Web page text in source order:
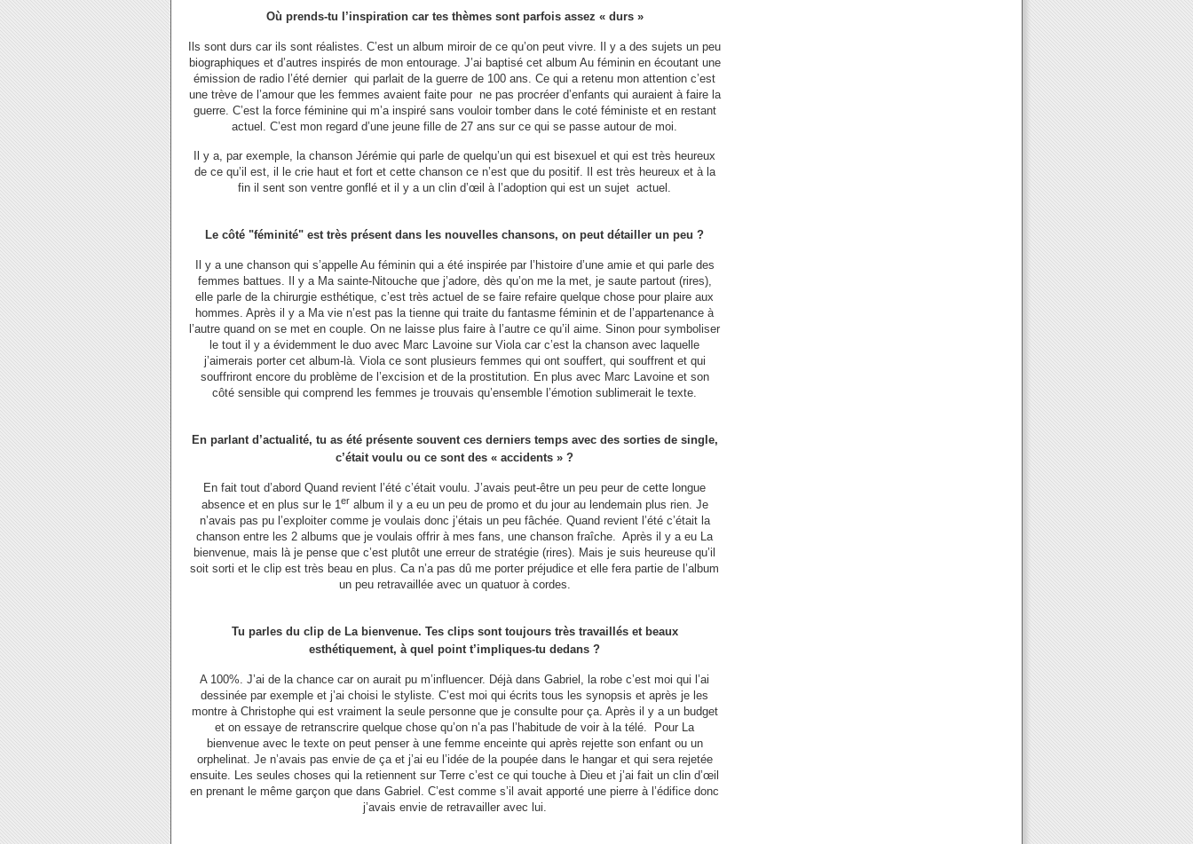
Où prends-tu l’inspiration car tes thèmes sont parfois assez « durs »
Ils sont durs car ils sont réalistes. C’est un album miroir de ce qu’on peut vivre. Il y a des sujets un peu
biographiques et d’autres inspirés de mon entourage. J’ai baptisé cet album Au féminin en écoutant une
émission de radio l’été dernier qui parlait de la guerre de 100 ans. Ce qui a retenu mon attention c’est
une trève de l’amour que les femmes avaient faite pour ne pas procréer d’enfants qui auraient à faire la
guerre. C’est la force féminine qui m’a inspiré sans vouloir tomber dans le coté féministe et en restant
actuel. C’est mon regard d’une jeune fille de 27 ans sur ce qui se passe autour de moi.
Il y a, par exemple, la chanson Jérémie qui parle de quelqu’un qui est bisexuel et qui est très heureux
de ce qu’il est, il le crie haut et fort et cette chanson ce n’est que du positif. Il est très heureux et à la
fin il sent son ventre gonflé et il y a un clin d’œil à l’adoption qui est un sujet actuel.
Le côté "féminité" est très présent dans les nouvelles chansons, on peut détailler un peu ?
Il y a une chanson qui s’appelle Au féminin qui a été inspirée par l’histoire d’une amie et qui parle des
femmes battues. Il y a Ma sainte-Nitouche que j’adore, dès qu’on me la met, je saute partout (rires),
elle parle de la chirurgie esthétique, c’est très actuel de se faire refaire quelque chose pour plaire aux
hommes. Après il y a Ma vie n’est pas la tienne qui traite du fantasme féminin et de l’appartenance à
l’autre quand on se met en couple. On ne laisse plus faire à l’autre ce qu’il aime. Sinon pour symboliser
le tout il y a évidemment le duo avec Marc Lavoine sur Viola car c’est la chanson avec laquelle
j’aimerais porter cet album-là. Viola ce sont plusieurs femmes qui ont souffert, qui souffrent et qui
souffriront encore du problème de l’excision et de la prostitution. En plus avec Marc Lavoine et son
côté sensible qui comprend les femmes je trouvais qu’ensemble l’émotion sublimerait le texte.
En parlant d’actualité, tu as été présente souvent ces derniers temps avec des sorties de single,
c’était voulu ou ce sont des « accidents » ?
En fait tout d’abord Quand revient l’été c’était voulu. J’avais peut-être un peu peur de cette longue
absence et en plus sur le 1er album il y a eu un peu de promo et du jour au lendemain plus rien. Je
n’avais pas pu l’exploiter comme je voulais donc j’étais un peu fâchée. Quand revient l’été c’était la
chanson entre les 2 albums que je voulais offrir à mes fans, une chanson fraîche. Après il y a eu La
bienvenue, mais là je pense que c’est plutôt une erreur de stratégie (rires). Mais je suis heureuse qu’il
soit sorti et le clip est très beau en plus. Ca n’a pas dû me porter préjudice et elle fera partie de l’album
un peu retravaillée avec un quatuor à cordes.
Tu parles du clip de La bienvenue. Tes clips sont toujours très travaillés et beaux
esthétiquement, à quel point t’impliques-tu dedans ?
A 100%. J’ai de la chance car on aurait pu m’influencer. Déjà dans Gabriel, la robe c’est moi qui l’ai
dessinée par exemple et j’ai choisi le styliste. C’est moi qui écrits tous les synopsis et après je les
montre à Christophe qui est vraiment la seule personne que je consulte pour ça. Après il y a un budget
et on essaye de retranscrire quelque chose qu’on n’a pas l’habitude de voir à la télé. Pour La
bienvenue avec le texte on peut penser à une femme enceinte qui après rejette son enfant ou un
orphelinat. Je n’avais pas envie de ça et j’ai eu l’idée de la poupée dans le hangar et qui sera rejetée
ensuite. Les seules choses qui la retiennent sur Terre c’est ce qui touche à Dieu et j’ai fait un clin d’œil
en prenant le même garçon que dans Gabriel. C’est comme s’il avait apporté une pierre à l’édifice donc
j’avais envie de retravailler avec lui.